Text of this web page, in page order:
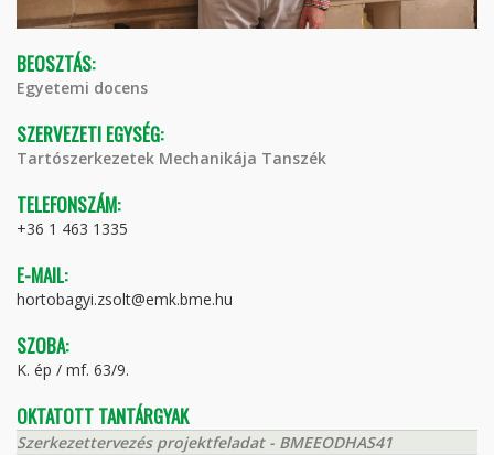
BEOSZTÁS:
Egyetemi docens
SZERVEZETI EGYSÉG:
Tartószerkezetek Mechanikája Tanszék
TELEFONSZÁM:
+36 1 463 1335
E-MAIL:
hortobagyi.zsolt@emk.bme.hu
SZOBA:
K. ép / mf. 63/9.
OKTATOTT TANTÁRGYAK
Szerkezettervezés projektfeladat - BMEEODHAS41